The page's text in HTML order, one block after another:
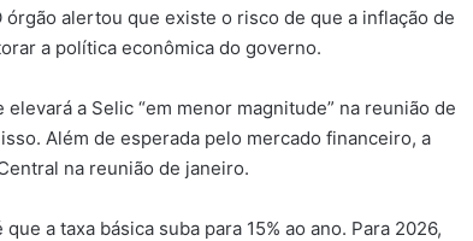
alertou que existe o risco de que a inflação de
a política econômica do governo.
a Selic “em menor magnitude” na reunião de
Além de esperada pelo mercado financeiro, a
na reunião de janeiro.
a taxa básica suba para 15% ao ano. Para 2026,